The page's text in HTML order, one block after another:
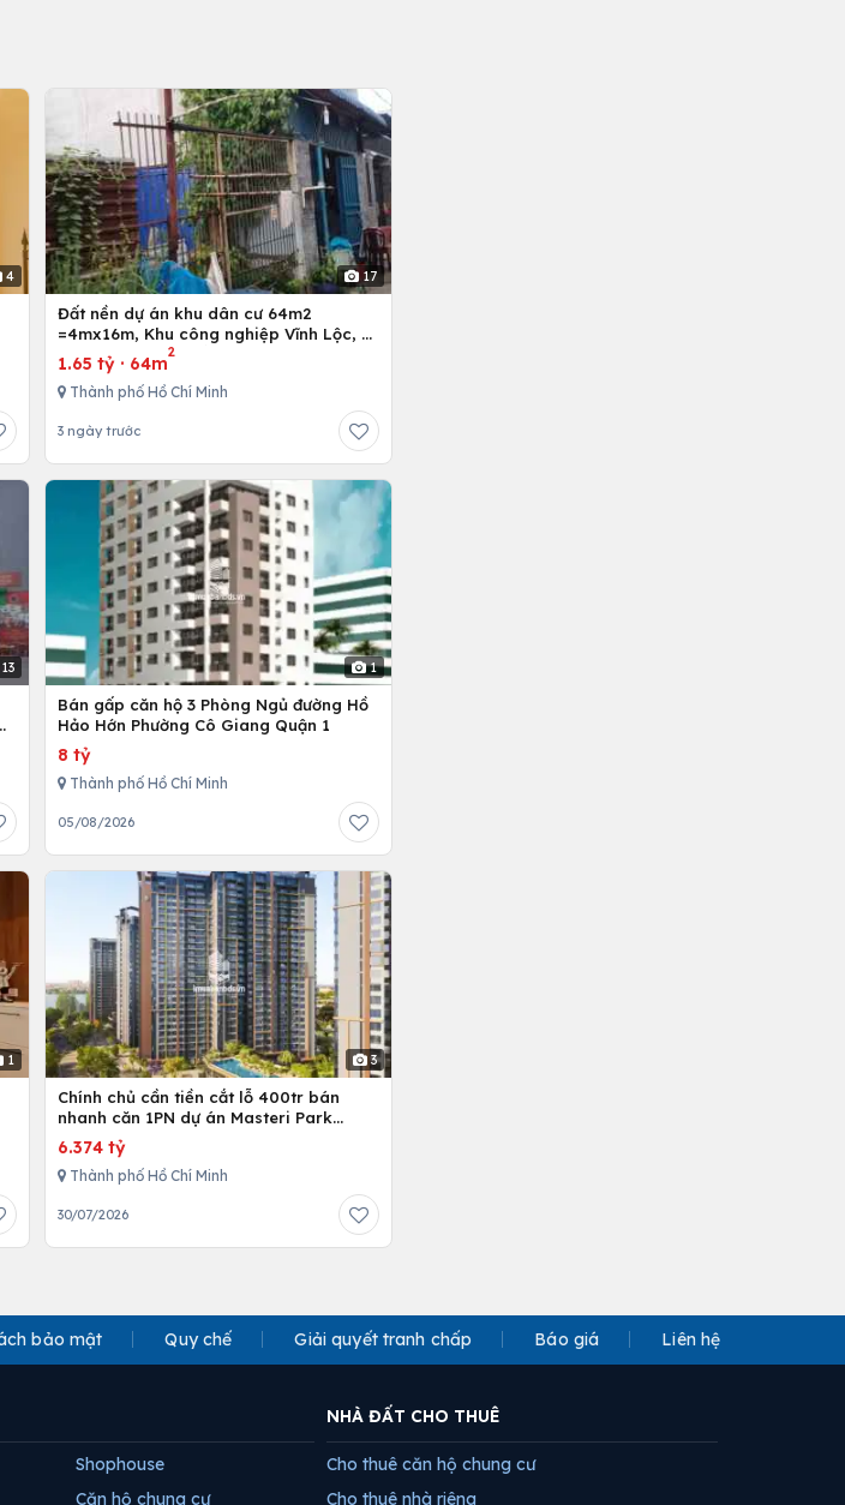
4 17
Đất nền dự án khu dân cư 64m2
=4mx16m, Khu công nghiệp Vĩnh Lộc, H.
Bình Chánh, Tp. Hồ Chí Minh
1.65 tỷ· 64m
2
Thành phố Hồ Chí Minh
3 ngày trước
1
Bán gấp căn hộ 3 Phòng Ngủ đường Hồ
Hảo Hớn Phường Cô Giang Quận 1
8 tỷ
Thành phố Hồ Chí Minh
05/08/2026
1 3
Chính chủ cần tiền cắt lỗ 400tr bán
nhanh căn 1PN dự án Masteri Park
Place
6.374 tỷ
Thành phố Hồ Chí Minh
30/07/2026
bảo mật Quy chế Giải quyết tranh chấp Báo giá Liên hệ
Shophouse
Căn hộ chung cư
NHÀ ĐẤT CHO THUÊ
Cho thuê căn hộ chung cư
Cho thuê nhà riêng